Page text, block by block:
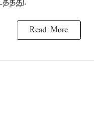
Read More